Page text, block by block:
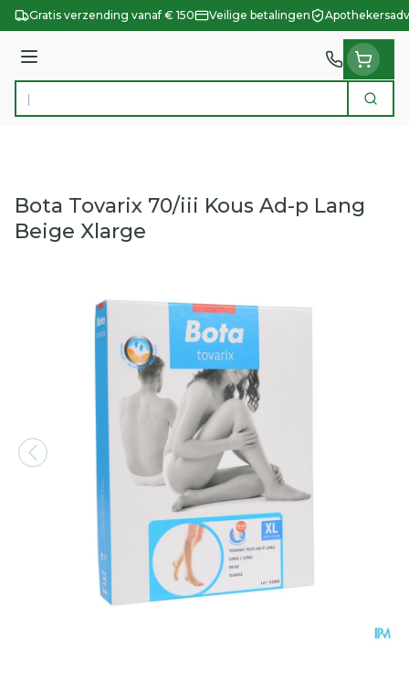
Ga naar de inhoud
Gratis verzending vanaf € 150 Veilige betalingen
Menu
Product, merk, categorie... Zoek
Bota Tovarix 70/iii Kous Ad-p Lang
Beige Xlarge